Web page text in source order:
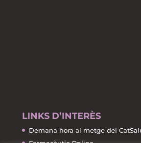
LINKS D’INTERÈS
Demana hora al metge del